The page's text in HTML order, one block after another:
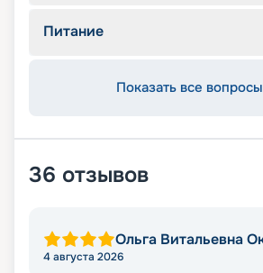
Питание
Показать все вопросы
36 отзывов
Ольга Витальевна
4 августа 2026